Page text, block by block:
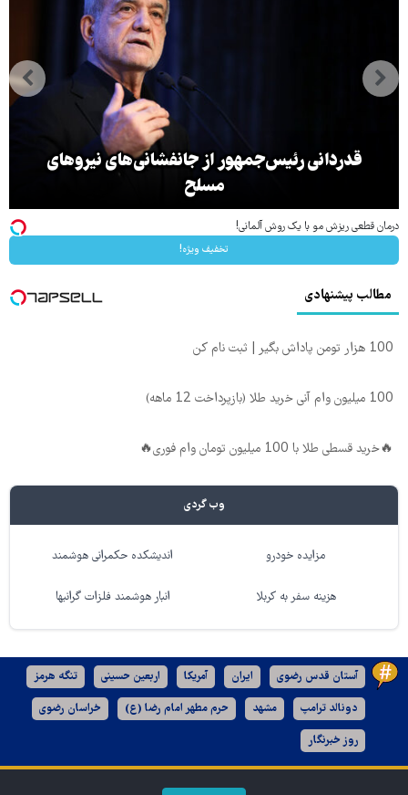
قدردانی رئیس‌جمهور از جانفشانی‌های نیروهای
مسلح
درمان قطعی ریزش مو با یک روش آلمانی!
تخفیف ویژه!
مطالب پیشنهادی
100 هزار تومن پاداش بگیر | ثبت نام کن
100 میلیون وام آنی خرید طلا (بازپرداخت 12 ماهه)
🔥خرید قسطی طلا با 100 میلیون تومان وام فوری🔥
وب گردی
مزایده خودرو اندیشکده حکمرانی هوشمند
هزینه سفر به کربلا انبار هوشمند فلزات گرانبها
آستان قدس رضوی ایران آمریکا اربعین حسینی تنگه هرمز
دونالد ترامپ مشهد حرم مطهر امام رضا (ع) خراسان رضوی
روز خبرنگار